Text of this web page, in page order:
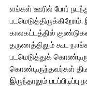
எங்கள் ஊரில் போர்
காலகட்டத்தில்
தருணத்திலும் கூட
படமெடுத்துக்
கொண்டிருந்தவர்கள்
இருந்தாலும்